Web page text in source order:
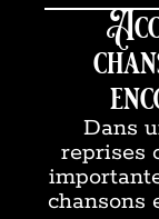
Dans
reprises
chansons